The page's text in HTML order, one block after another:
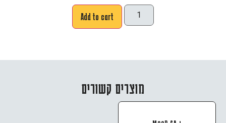
Add to cart
מוצרים קשורים